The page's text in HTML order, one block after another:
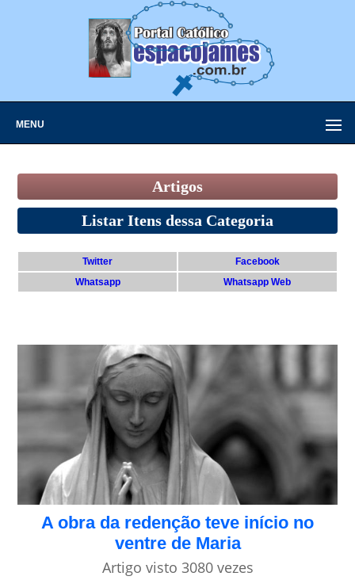
MENU
Artigos
Listar Itens dessa Categoria
Twitter
Facebook
Whatsapp
Whatsapp Web
A obra da redenção teve início no
ventre de Maria
Artigo visto 3080 vezes